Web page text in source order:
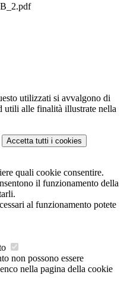
utilizzati si avvalgono di
utili alle finalità illustrate nella
Accetta tutti i cookies
quali cookie consentire.
il funzionamento della
al funzionamento potete
non possono essere
nella pagina della cookie